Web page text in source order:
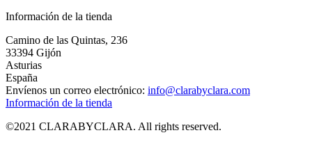
Información de la tienda
Camino de las Quintas, 236
33394 Gijón
Asturias
España
Envíenos un correo electrónico: info@clarabyclara.com
Información de la tienda
©2021 CLARABYCLARA. All rights reserved.